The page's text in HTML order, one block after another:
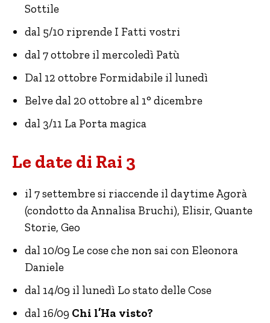
Sottile
dal 5/10 riprende I Fatti vostri
dal 7 ottobre il mercoledì Patù
Dal 12 ottobre Formidabile il lunedì
Belve dal 20 ottobre al 1° dicembre
dal 3/11 La Porta magica
Le date di Rai 3
il 7 settembre si riaccende il daytime Agorà
(condotto da Annalisa Bruchi), Elisir, Quante
Storie, Geo
dal 10/09 Le cose che non sai con Eleonora
Daniele
dal 14/09 il lunedì Lo stato delle Cose
dal 16/09 Chi l’Ha visto?